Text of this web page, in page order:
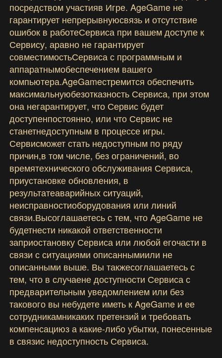
посредством участияв Игре. AgeGame не
гарантирует непрерывнуюсвязь и отсутствие
ошибок в работеСервиса при вашем доступе к
Сервису, аравно не гарантирует
совместимостьСервиса с программным и
аппаратнымобеспечением вашего
компьютера.AgeGameстремится обеспечить
максимальнуюбезотказность Сервиса, при этом
она негарантирует, что Сервис будет
доступенпостоянно, или что Сервис не
станетнедоступным в процессе игры.
Сервисможет стать недоступным по ряду
причин,в том числе, без ограничений, во
времятехнического обслуживания Сервиса,
приустановке обновления, в
результатеаварийных ситуаций,
неисправностиоборудования или линий
связи.Высоглашаетесь с тем, что AgeGame не
будетнести никакой ответственности
заприостановку Сервиса или любой егочасти в
связи с ситуациями описаннымиили не
описанными выше. Вы такжесоглашаетесь с
тем, что в случаене доступности Сервиса с
предварительным уведомлением или без
такового вы небудете иметь к AgeGame и ее
сотрудникамникаких претензий и требовать
компенсациюз а какие-либо убытки, понесенные
в связис недоступность Сервиса.